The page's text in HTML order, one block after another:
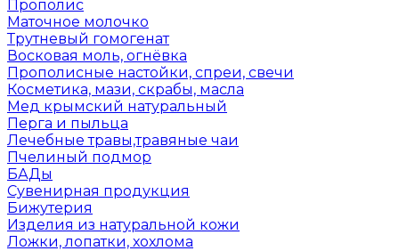
Прополис
Маточное молочко
Трутневый гомогенат
Восковая моль, огнёвка
Прополисные настойки, спреи, свечи
Косметика, мази, скрабы, масла
Мед крымский натуральный
Перга и пыльца
Лечебные травы,травяные чаи
Пчелиный подмор
БАДы
Сувенирная продукция
Бижутерия
Изделия из натуральной кожи
Ложки, лопатки, хохлома